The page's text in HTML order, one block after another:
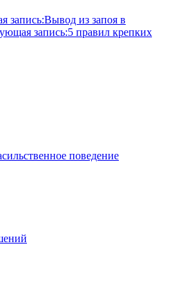
запись:Вывод из запоя в
запись:5 правил крепких
поведение